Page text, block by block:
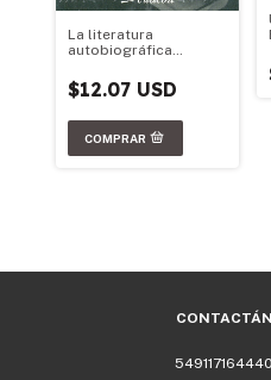
La literatura
autobiográfica
$12.07 USD